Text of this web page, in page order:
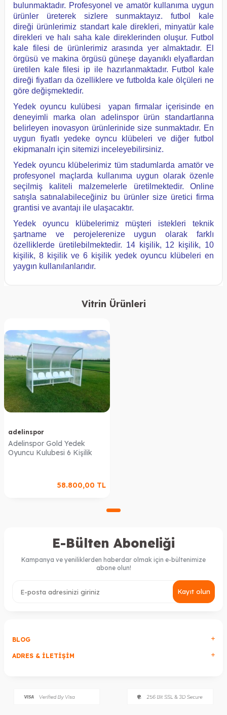
bulunmaktadır. Profesyonel ve amatör kullanıma uygun
ürünler üreterek sizlere sunmaktayız. futbol kale
direği ürünlerimiz standart kale direkleri, minyatür kale
direkleri ve halı saha kale direklerinden oluşur. Futbol
kale filesi de ürünlerimiz arasında yer almaktadır. El
örgüsü ve makina örgüsü güneşe dayanıklı elyaflardan
üretilen kale filesi ip ile hazırlanmaktadır. Futbol kale
direği fiyatları da özelliklere ve futbolda kale ölçüleri ne
göre değişmektedir.
Yedek oyuncu kulübesi yapan firmalar içerisinde en
deneyimli marka olan adelinspor ürün standartlarına
belirleyen inovasyon ürünlerinide size sunmaktadır. En
uygun fiyatlı yedeke oyncu klübeleri ve diğer futbol
ekipmanalrı için sitemizi inceleyebilirsiniz.
Yedek oyuncu klübelerimiz tüm stadumlarda amatör ve
profesyonel maçlarda kullanıma uygun olarak özenle
seçilmiş kaliteli malzemelerle üretilmektedir. Online
satışla satınalabileceğiniz bu ürünler size üretici firma
grantisi ve avantajı ile ulaşacaktır.
Yedek oyuncu klübelerimiz müşteri istekleri teknik
şartname ve perojelerenize uygun olarak farklı
özelliklerde üretilebilmektedir. 14 kişilik, 12 kişilik, 10
kişilik, 8 kişilik ve 6 kişilik yedek oyuncu klübeleri en
yaygın kullanılanlarıdır.
Vitrin Ürünleri
adelinspor
Adelinspor Gold Yedek
Oyuncu Kulubesi 6 Kişilik
58.800,00 TL
E-Bülten Aboneliği
Kampanya ve yeniliklerden haberdar olmak için e-bültenimize
abone olun!
Kayıt olun
BLOG
ADRES & İLETIŞIM